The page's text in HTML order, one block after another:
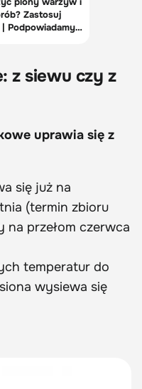
z siewu czy z
uprawia się z
się już na
(termin zbioru
przełom czerwca
temperatur do
wysiewa się